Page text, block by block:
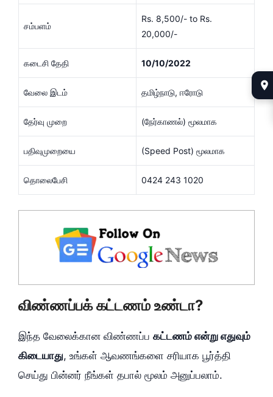
சம்பளம்
Rs. 8,500/- to Rs.
20,000/-
கடைசி தேதி 10/10/2022
வேலை இடம் தமிழ்நாடு, ஈரோடு
தேர்வு முறை (நேர்காணல்) மூலமாக
பதிவுமுறையை (Speed Post) மூலமாக
தொலைபேசி 0424 243 1020
விண்ணப்பக் கட்டணம் உண்டா?
இந்த வேலைக்கான விண்ணப்ப கட்டணம் என்று எதுவும்
கிடையாது, உங்கள் ஆவணங்களை சரியாக பூர்த்தி
செய்து பின்னர் நீங்கள் தபால் மூலம் அனுப்பலாம்.